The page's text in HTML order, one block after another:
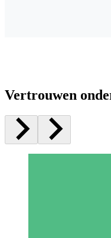
Vertrouwen